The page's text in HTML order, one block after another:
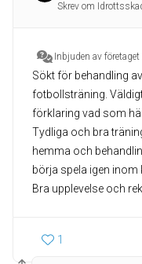
Skrev om
Inbjuden av företaget
Sökt för behandling
fotbollsträning.
förklaring vad som
Tydliga och bra
hemma och
börja spela igen inom
Bra upplevelse och
1